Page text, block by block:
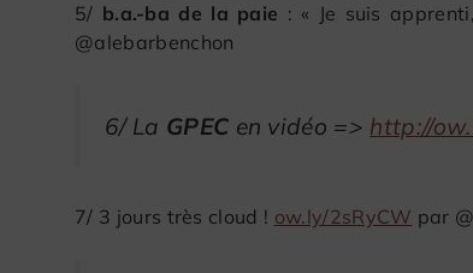
5/ b.a.-ba de la paie : « Je suis
@alebarbenchon
6/ La GPEC en vidéo => http://
7/ 3 jours très cloud ! ow.ly/2sRyCW par